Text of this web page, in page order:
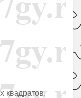
квадратов,